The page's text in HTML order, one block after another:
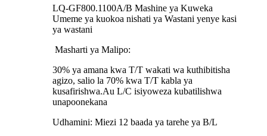
LQ-GF800.1100A/B Mashine ya Kuweka
Umeme ya kuokoa nishati ya Wastani yenye kasi
ya wastani
Masharti ya Malipo:
30% ya amana kwa T/T wakati wa kuthibitisha
agizo, salio la 70% kwa T/T kabla ya
kusafirishwa.Au L/C isiyoweza kubatilishwa
unapoonekana
Udhamini: Miezi 12 baada ya tarehe ya B/L